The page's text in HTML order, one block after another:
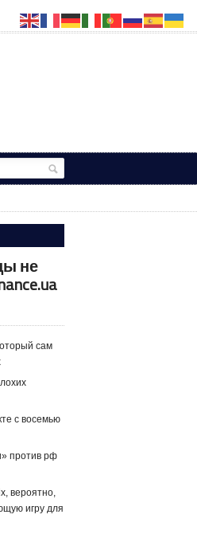
не
сам
с восемью
против рф
вероятно,
игру для